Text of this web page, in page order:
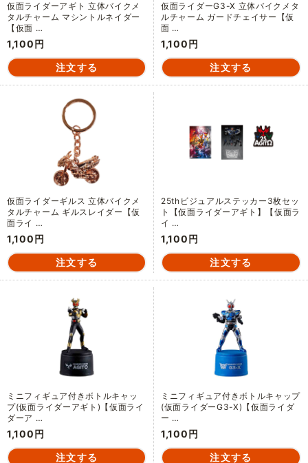
仮面ライダーアギト 立体バイクメ
タルチャーム マシントルネイダー
【仮面 …
1,100円
仮面ライダーG3-X 立体バイクメタ
ルチャーム ガードチェイサー【仮
面 …
1,100円
仮面ライダーギルス 立体バイクメ
タルチャーム ギルスレイダー【仮
面ライ …
1,100円
25thビジュアルステッカー3枚セッ
ト【仮面ライダーアギト】【仮面ラ
イ …
1,100円
ミニフィギュア付きボトルキャッ
プ(仮面ライダーアギト)【仮面ライ
ダーア …
1,100円
ミニフィギュア付きボトルキャップ
(仮面ライダーG3-X)【仮面ライダ
ー …
1,100円